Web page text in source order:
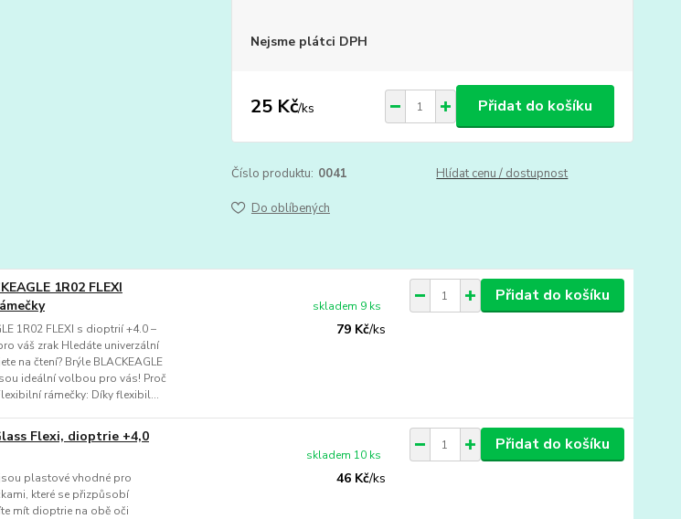
Nejsme plátci DPH
25 Kč/ks Přidat do košíku
Číslo produktu: 0041 Hlídat cenu / dostupnost
Do oblíbených
1R02 FLEXI
1R02 FLEXI s dioptrií +4.0 –
váš zrak Hledáte univerzální
na čtení? Brýle BLACKEAGLE
ideální volbou pro vás! Proč
rámečky: Díky flexibil...
79 Kč/ks
skladem 9 ks
Přidat do košíku
Flexi, dioptrie +4,0
plastové vhodné pro
které se přizpůsobí
mít dioptrie na obě oči
46 Kč/ks
skladem 10 ks
Přidat do košíku